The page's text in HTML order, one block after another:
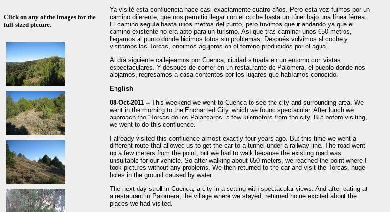
Click on any of the images for the
full-sized picture.
Ya visité esta confluencia hace casi exactamente cuatro años. Pero esta vez fuimos por un
camino diferente, que nos permitió llegar con el coche hasta un túnel bajo una línea férrea.
El camino seguía hasta unos metros del punto, pero tuvimos que ir andando ya que el
camino existente no era apto para un turismo. Así que tras caminar unos 650 metros,
llegamos al punto donde hicimos fotos sin problemas. Después volvimos al coche y
visitamos las Torcas, enormes agujeros en el terreno producidos por el agua.
Al día siguiente callejeamos por Cuenca, ciudad situada en un entorno con vistas
espectaculares. Y después de comer en un restaurante de Palomera, el pueblo donde nos
alojamos, regresamos a casa contentos por los lugares que habíamos conocido.
English
08-Oct-2011 -- This weekend we went to Cuenca to see the city and surrounding area. We
went in the morning to the Enchanted City, which we found spectacular. After lunch we
approach the “Torcas de los Palancares” a few kilometers from the city. But before visiting,
we went to do this confluence.
I already visited this confluence almost exactly four years ago. But this time we went a
different route that allowed us to get the car to a tunnel under a railway line. The road went
up a few meters from the point, but we had to walk because the existing road was
unsuitable for our vehicle. So after walking about 650 meters, we reached the point where I
took pictures without any problems. We then returned to the car and visit the Torcas, huge
holes in the ground caused by water.
The next day stroll in Cuenca, a city in a setting with spectacular views. And after eating at
a restaurant in Palomera, the village where we stayed, returned home excited about the
places we had visited.